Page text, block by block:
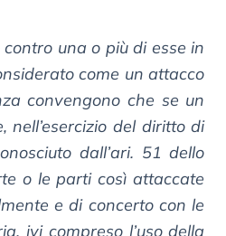
una o più di esse in
come un attacco
convengono che se un
nell’esercizio del diritto di
dall’ari. 51 dello
o le parti così attaccate
e di concerto con le
ivi compreso l’uso della